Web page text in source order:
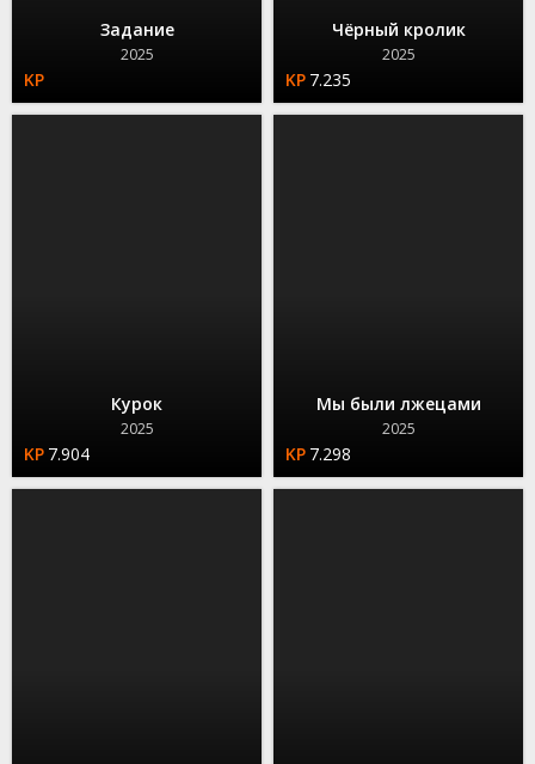
Задание
2025
Чёрный кролик
2025
7.235
Курок
2025
7.904
Мы были лжецами
2025
7.298